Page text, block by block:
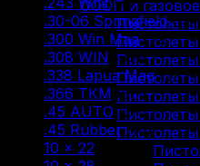
ОООП и
Пистолеты
.30-06 Springfield (18)
.300 Win Mag (12)
.308 WIN (30)
.338 Lapua Mag (2)
.366 ТКМ (5)
.45 AUTO (2)
.45 Rubber (10)
10 × 22